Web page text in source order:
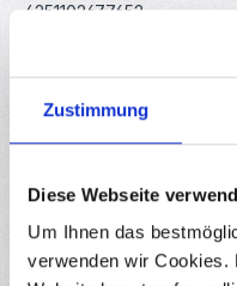
Zustimmung
Diese Webseite
Um Ihnen das
verwenden wir Cookies.
4251102677652
Beschreibung
Motoren und andere
können Sie…Mehr
Eigenschaften